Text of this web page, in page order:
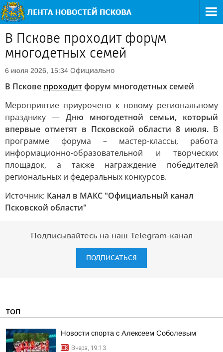
В Пскове проходит форум
многодетных семей
6 июля 2026, 15:34 Официально
В Пскове проходитфорум многодетных семей
Мероприятие приурочено к новому региональному
празднику — Дню многодетной семьи, который
впервые отметят в Псковской области 8 июля. В
программе форума – мастер-классы, работа
информационно-образовательной и творческих
площадок, а также награждение победителей
региональных и федеральных конкурсов.
Источник: Канал в МАКС "Официальный канал
Псковской области"
Подписывайтесь на наш Telegram-канал
ПОДПИСАТЬСЯ
ТОП
Новости спорта с Алексеем Соболевым
Вчера, 19:13